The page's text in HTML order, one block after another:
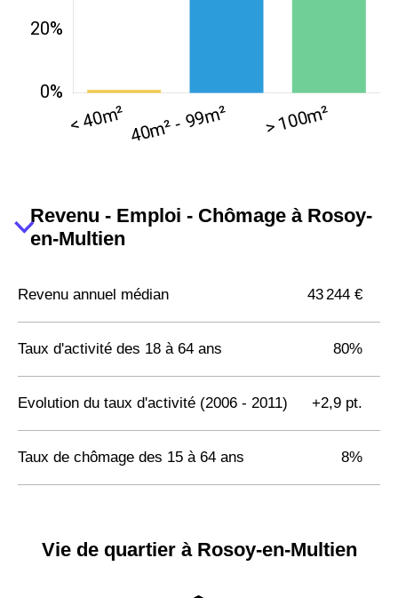
Revenu - Emploi - Chômage à Rosoy-
en-Multien
Revenu annuel médian 43 244 €
Taux d'activité des 18 à 64 ans 80%
Evolution du taux d'activité (2006 - 2011) +2,9 pt.
Taux de chômage des 15 à 64 ans 8%
Vie de quartier à Rosoy-en-Multien